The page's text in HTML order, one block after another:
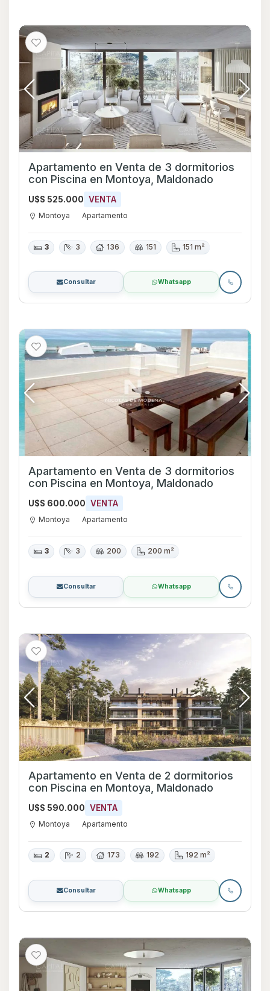
Apartamento en Venta de 3 dormitorios
con Piscina en Montoya, Maldonado
U$S 525.000 VENTA
Montoya Apartamento
3 3 136 151 151 m²
Consultar Whatsapp
Apartamento en Venta de 3 dormitorios
con Piscina en Montoya, Maldonado
U$S 600.000 VENTA
Montoya Apartamento
3 3 200 200 m²
Consultar Whatsapp
Apartamento en Venta de 2 dormitorios
con Piscina en Montoya, Maldonado
U$S 590.000 VENTA
Montoya Apartamento
2 2 173 192 192 m²
Consultar Whatsapp